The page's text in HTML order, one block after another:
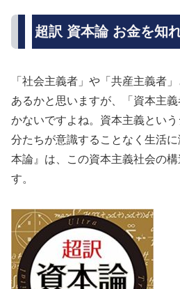
超訳 資本論 お金を知
「社会主義者」や「共産主義者
あるかと思いますが、「資本主
かないですよね。資本主義とい
分たちが意識することなく生活
本論』は、この資本主義社会の
す。